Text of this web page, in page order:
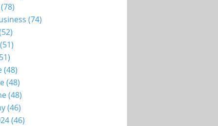
(78)
(74)
(51)
(48)
(48)
(48)
(46)
(46)